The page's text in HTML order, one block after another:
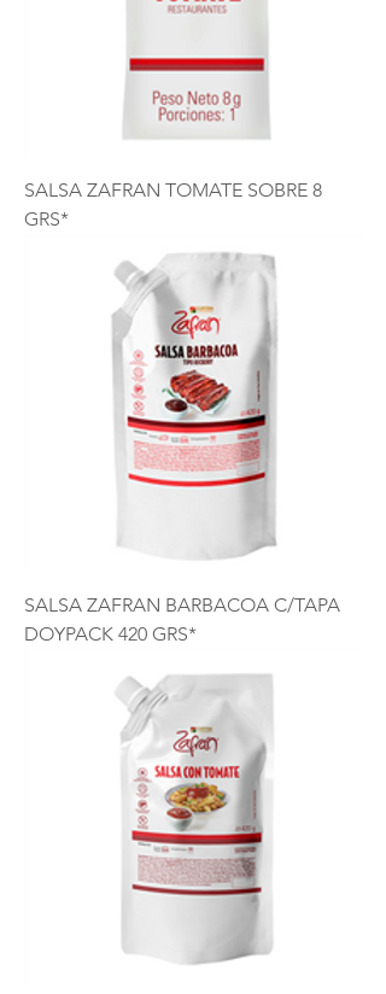
SALSA ZAFRAN TOMATE SOBRE 8
GRS*
SALSA ZAFRAN BARBACOA C/TAPA
DOYPACK 420 GRS*